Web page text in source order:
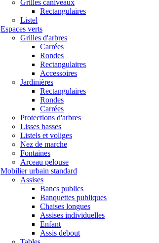
Grilles caniveaux
Rectangulaires
Listel
Espaces verts
Grilles d'arbres
Carrées
Rondes
Rectangulaires
Accessoires
Jardinières
Rectangulaires
Rondes
Carrées
Protections d'arbres
Lisses basses
Listels et voliges
Nez de marche
Fontaines
Arceau pelouse
Mobilier urbain standard
Assises
Bancs publics
Banquettes publiques
Chaises longues
Assises individuelles
Enfant
Assis debout